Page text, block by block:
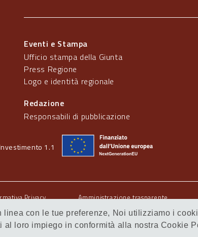
con le tue preferenze, Noi utilizziamo i
loro impiego in conformità alla nostra Cookie
Eventi e Stampa
Ufficio stampa della Giunta
Press Regione
Logo e identità regionale
Redazione
Responsabili di pubblicazione
Investimento 1.1
Privacy Amministrazione trasparente